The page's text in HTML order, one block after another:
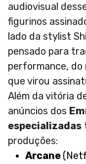
audiovisual
figurinos
lado da stylist
pensado para
performance, do
que virou
Além da vitória
anúncios dos
especializadas
produções:
Arcane